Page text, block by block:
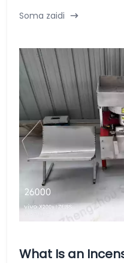
Soma zaidi
What Is an